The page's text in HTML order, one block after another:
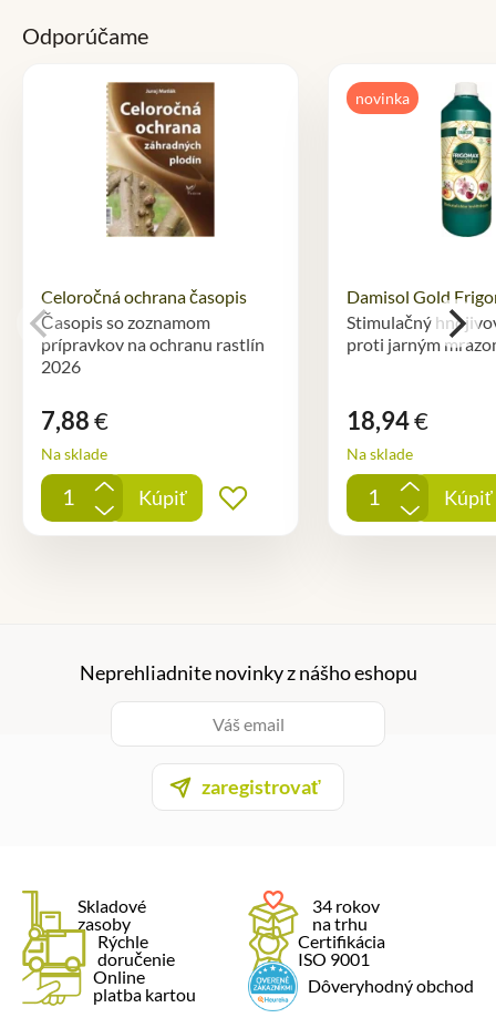
Odporúčame
Celoročná ochrana časopis
Časopis so zoznamom
prípravkov na ochranu rastlín
2026
7,88€
Na sklade
+
-
Kúpiť Pridať do obľúbených
novinka
Damisol Gold
Stimulačný
proti jarným
18,94€
Na sklade
+
-
Kúpiť
Neprehliadnite novinky z nášho eshopu
zaregistrovať
Skladové
zasoby
34 rokov
na trhu
Rýchle
doručenie
Certifikácia
ISO 9001
Online
platba kartou
Dôveryhodný obchod